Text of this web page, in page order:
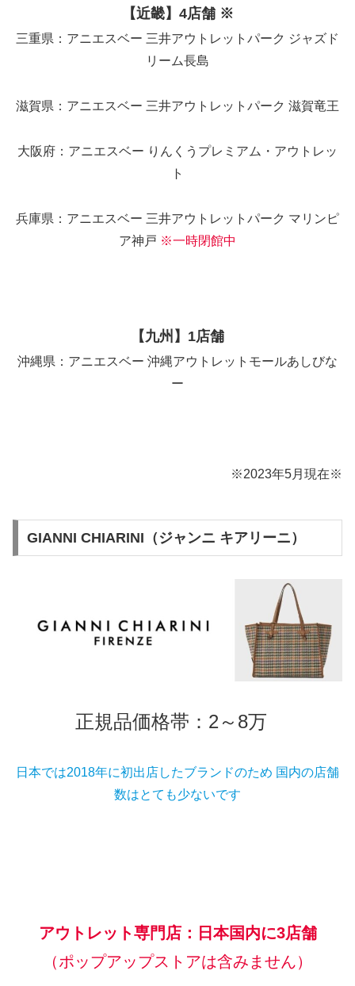
【近畿】4店舗 ※
三重県：アニエスベー 三井アウトレットパーク ジャズド
リーム長島
滋賀県：アニエスベー 三井アウトレットパーク 滋賀竜王
大阪府：アニエスベー りんくうプレミアム・アウトレッ
ト
兵庫県：アニエスベー 三井アウトレットパーク マリンピ
ア神戸 ※一時閉館中
【九州】1店舗
沖縄県：アニエスベー 沖縄アウトレットモールあしびな
ー
※2023年5月現在※
GIANNI CHIARINI（ジャンニ キアリーニ）
正規品価格帯：2～8万
日本では2018年に初出店したブランドのため 国内の店舗
数はとても少ないです
アウトレット専門店：日本国内に3店舗
（ポップアップストアは含みません）